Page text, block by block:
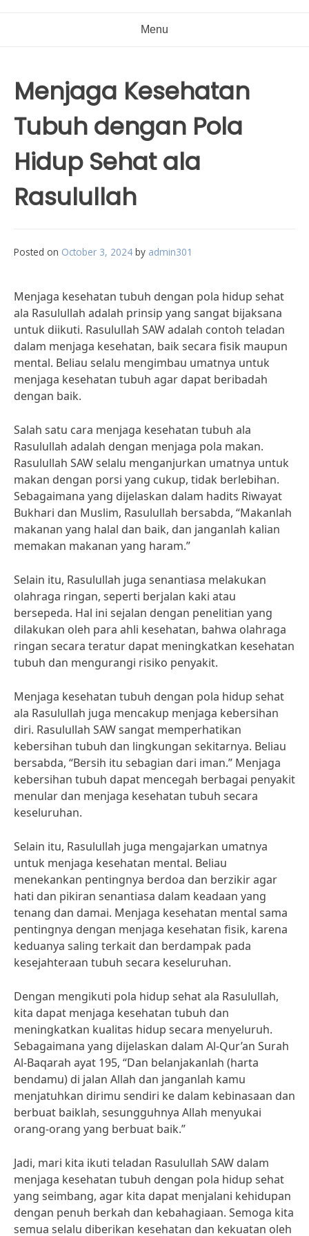
Menu
Menjaga Kesehatan
Tubuh dengan Pola
Hidup Sehat ala
Rasulullah
Posted on October 3, 2024 by admin301
Menjaga kesehatan tubuh dengan pola hidup sehat
ala Rasulullah adalah prinsip yang sangat bijaksana
untuk diikuti. Rasulullah SAW adalah contoh teladan
dalam menjaga kesehatan, baik secara fisik maupun
mental. Beliau selalu mengimbau umatnya untuk
menjaga kesehatan tubuh agar dapat beribadah
dengan baik.
Salah satu cara menjaga kesehatan tubuh ala
Rasulullah adalah dengan menjaga pola makan.
Rasulullah SAW selalu menganjurkan umatnya untuk
makan dengan porsi yang cukup, tidak berlebihan.
Sebagaimana yang dijelaskan dalam hadits Riwayat
Bukhari dan Muslim, Rasulullah bersabda, “Makanlah
makanan yang halal dan baik, dan janganlah kalian
memakan makanan yang haram.”
Selain itu, Rasulullah juga senantiasa melakukan
olahraga ringan, seperti berjalan kaki atau
bersepeda. Hal ini sejalan dengan penelitian yang
dilakukan oleh para ahli kesehatan, bahwa olahraga
ringan secara teratur dapat meningkatkan kesehatan
tubuh dan mengurangi risiko penyakit.
Menjaga kesehatan tubuh dengan pola hidup sehat
ala Rasulullah juga mencakup menjaga kebersihan
diri. Rasulullah SAW sangat memperhatikan
kebersihan tubuh dan lingkungan sekitarnya. Beliau
bersabda, “Bersih itu sebagian dari iman.” Menjaga
kebersihan tubuh dapat mencegah berbagai penyakit
menular dan menjaga kesehatan tubuh secara
keseluruhan.
Selain itu, Rasulullah juga mengajarkan umatnya
untuk menjaga kesehatan mental. Beliau
menekankan pentingnya berdoa dan berzikir agar
hati dan pikiran senantiasa dalam keadaan yang
tenang dan damai. Menjaga kesehatan mental sama
pentingnya dengan menjaga kesehatan fisik, karena
keduanya saling terkait dan berdampak pada
kesejahteraan tubuh secara keseluruhan.
Dengan mengikuti pola hidup sehat ala Rasulullah,
kita dapat menjaga kesehatan tubuh dan
meningkatkan kualitas hidup secara menyeluruh.
Sebagaimana yang dijelaskan dalam Al-Qur’an Surah
Al-Baqarah ayat 195, “Dan belanjakanlah (harta
bendamu) di jalan Allah dan janganlah kamu
menjatuhkan dirimu sendiri ke dalam kebinasaan dan
berbuat baiklah, sesungguhnya Allah menyukai
orang-orang yang berbuat baik.”
Jadi, mari kita ikuti teladan Rasulullah SAW dalam
menjaga kesehatan tubuh dengan pola hidup sehat
yang seimbang, agar kita dapat menjalani kehidupan
dengan penuh berkah dan kebahagiaan. Semoga kita
semua selalu diberikan kesehatan dan kekuatan oleh